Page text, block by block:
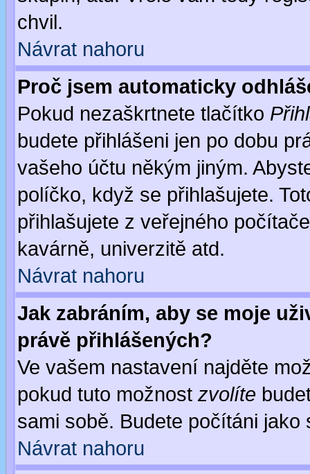
chvil.
Návrat nahoru
Proč jsem automaticky
Pokud nezaškrtnete tlačítko
budete přihlášeni jen po dobu
vašeho účtu někým jiným.
políčko, když se přihlašujete.
přihlašujete z veřejného
kavárně, univerzitě atd.
Návrat nahoru
Jak zabráním, aby se moje
právě přihlášených?
Ve vašem nastavení najděte
pokud tuto možnost zvolíte
sami sobě. Budete počítáni jako
Návrat nahoru